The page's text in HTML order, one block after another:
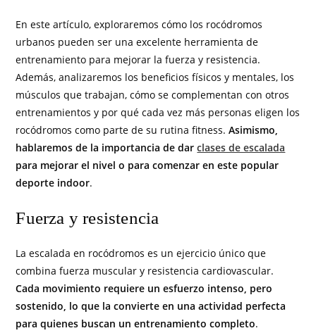
En este artículo, exploraremos cómo los rocódromos
urbanos pueden ser una excelente herramienta de
entrenamiento para mejorar la fuerza y resistencia.
Además, analizaremos los beneficios físicos y mentales, los
músculos que trabajan, cómo se complementan con otros
entrenamientos y por qué cada vez más personas eligen los
rocódromos como parte de su rutina fitness.Asimismo,
hablaremos de la importancia de darclases de escalada
para mejorar el nivel o para comenzar en este popular
deporte indoor.
Fuerza y resistencia
La escalada en rocódromos es un ejercicio único que
combina fuerza muscular y resistencia cardiovascular.
Cada movimiento requiere un esfuerzo intenso, pero
sostenido, lo que la convierte en una actividad perfecta
para quienes buscan un entrenamiento completo.